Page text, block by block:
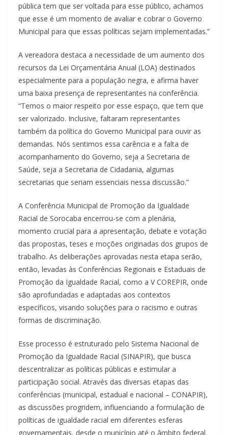
pública tem que ser voltada para esse público, achamos
que esse é um momento de avaliar e cobrar o Governo
Municipal para que essas políticas sejam implementadas.”
A vereadora destaca a necessidade de um aumento dos
recursos da Lei Orçamentária Anual (LOA) destinados
especialmente para a população negra, e afirma haver
uma baixa presença de representantes na conferência.
“Temos o maior respeito por esse espaço, que tem que
ser valorizado. Inclusive, faltaram representantes
também da política do Governo Municipal para ouvir as
demandas. Nós sentimos essa carência e a falta de
acompanhamento do Governo, seja a Secretaria de
Saúde, seja a Secretaria de Cidadania, algumas
secretarias que seriam essenciais nessa discussão.”
A Conferência Municipal de Promoção da Igualdade
Racial de Sorocaba encerrou-se com a plenária,
momento crucial para a apresentação, debate e votação
das propostas, teses e moções originadas dos grupos de
trabalho. As deliberações aprovadas nesta etapa serão,
então, levadas às Conferências Regionais e Estaduais de
Promoção da Igualdade Racial, como a V COREPIR, onde
são aprofundadas e adaptadas aos contextos
específicos, visando soluções para o racismo e outras
formas de discriminação.
Esse processo é estruturado pelo Sistema Nacional de
Promoção da Igualdade Racial (SINAPIR), que busca
descentralizar as políticas públicas e estimular a
participação social. Através das diversas etapas das
conferências (municipal, estadual e nacional – CONAPIR),
as discussões progridem, influenciando a formulação de
políticas de igualdade racial em diferentes esferas
governamentais, desde o município até o âmbito federal.